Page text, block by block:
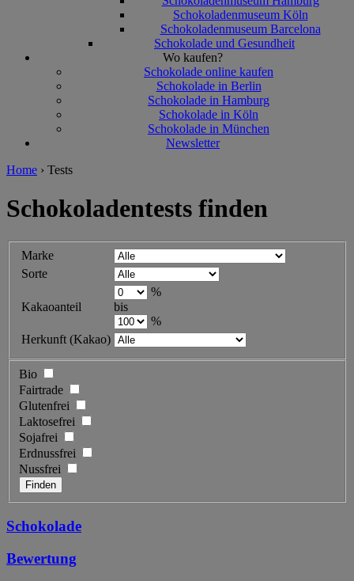
Schokoladenmuseum Köln
Schokoladenmuseum Barcelona
Schokolade und Gesundheit
Wo kaufen?
Schokolade online kaufen
Schokolade in Berlin
Schokolade in Hamburg
Schokolade in Köln
Schokolade in München
Newsletter
Home › Tests
Schokoladentests finden
Marke
Sorte
Kakaoanteil
%
bis
%
Herkunft (Kakao)
Bio
Fairtrade
Glutenfrei
Laktosefrei
Sojafrei
Erdnussfrei
Nussfrei
Schokolade
Bewertung